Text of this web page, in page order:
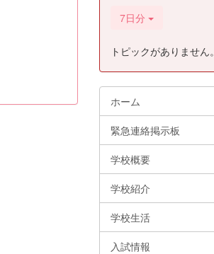
7日分
トピックがありません。
ホーム
緊急連絡掲示板
学校概要
学校紹介
学校生活
入試情報